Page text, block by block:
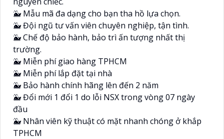
🐳 Mẫu mã đa dạng cho bạn tha hồ lựa chọn.
🐳 Đội ngũ tư vấn viên chuyên nghiệp, tận tình.
🐳 Chế độ bảo hành, bảo trì ấn tượng nhất thị
trường.
🐳 Miễn phí giao hàng TPHCM
🐳 Miễn phí lắp đặt tại nhà
🐳 Bảo hành chính hãng lên đến 2 năm
🐳 Đổi mới 1 đổi 1 do lỗi NSX trong vòng 07 ngày
đầu
🐳 Nhân viên kỹ thuật có mặt nhanh chóng ở khắp
TPHCM